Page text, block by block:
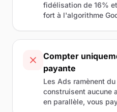
fidélisation de 16%
fort à l'algorithme
Compter
payante
Les Ads ramènent
construisent aucune
en parallèle, vous